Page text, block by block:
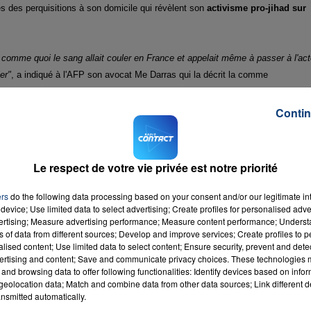
des perquisitions à son domicile qui révèlent son activisme pro-jihad sur
quoi le sang allait couler en France et appelait même à passer à
, a indiqué à l'AFP son avocat Me Darras qui la décrit la comme
(terme utilisé par les salafistes jihadistes) en 2014 et est
en Syrie, d'aller exploser une synagogue à Marseille ou de
maire de Béthune"
, selon son avocat,
elle se rend au commissariat
"C'est toute la difficulté (...) tant qu'aucune infraction n'a été réalisée, on
Le respect de votre vie privée est notre priorité
do the following data processing based on your consent and/or our legitimate
Use limited data to select advertising; Create profiles for personalised
Measure advertising performance; Measure content performance;
of data from different sources; Develop and improve services; Create profiles to
content; Use limited data to select content; Ensure security, prevent and
and content; Save and communicate privacy choices. These technologies
browsing data to offer following functionalities: Identify devices based on
data; Match and combine data from other data sources; Link different
automatically.